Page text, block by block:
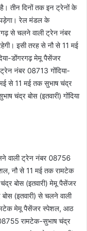
तीन दिनों तक इन ट्रेनों के
पड़ेगा। रेल मंडल के
से चलने वाली ट्रेन नंबर
इसी तरह से नौ से 11 मई
डोंगरगढ़ मेमू पैसेंजर
नंबर 08713 गोंदिया-
से 11 मई तक सुभाष चंद्र
चंद्र बोस (इतवारी) गोंदिया
वाली ट्रेन नंबर 08756
नौ से 11 मई तक रामटेक
बोस (इतवारी) मेमू पैसेंजर
(इतवारी) से चलने वाली
मेमू पैसेंजर स्पेशल, आठ
रामटेक-सुभाष चंद्र